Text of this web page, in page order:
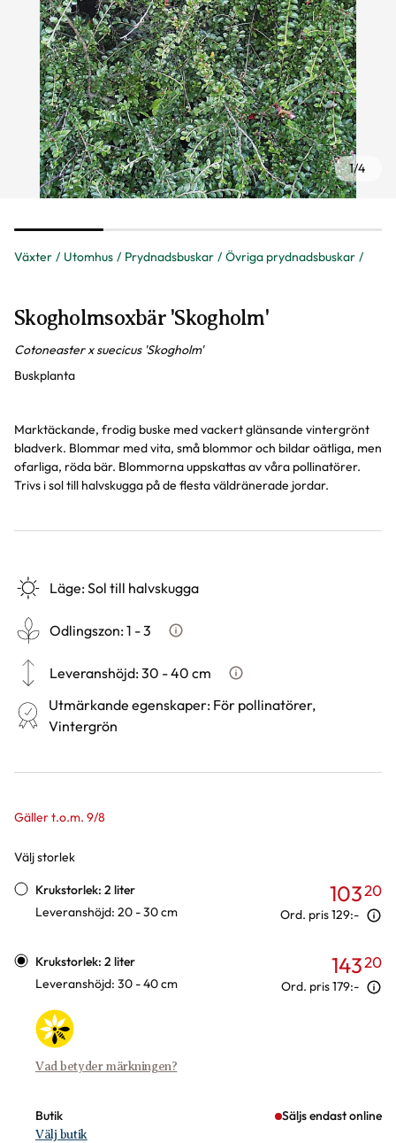
Växter Utomhus Prydnadsbuskar Övriga prydnadsbuskar
1/4
Skogholmsoxbär 'Skogholm'
Cotoneaster x suecicus 'Skogholm'
Buskplanta
Marktäckande, frodig buske med vackert glänsande vintergrönt
bladverk. Blommar med vita, små blommor och bildar oätliga, men
ofarliga, röda bär. Blommorna uppskattas av våra pollinatörer.
Trivs i sol till halvskugga på de flesta väldränerade jordar.
Läge:Sol till halvskugga
Odlingszon:1 - 3 Vad är odlingszon?
Leveranshöjd:30 - 40 cm Hur vi mäter leveranshöjd på
Utmärkande egenskaper: För pollinatörer,
Vintergrön
Gäller t.o.m. 9/8
Välj storlek
Varianter
Krukstorlek: 2 liter
Leveranshöjd: 20 - 30 cm
10320
Ord. pris129:-
Krukstorlek: 2 liter
Leveranshöjd: 30 - 40 cm
Vad betyder märkningen?
14320
Ord. pris179:-
Butik Säljs endast online
Välj butik